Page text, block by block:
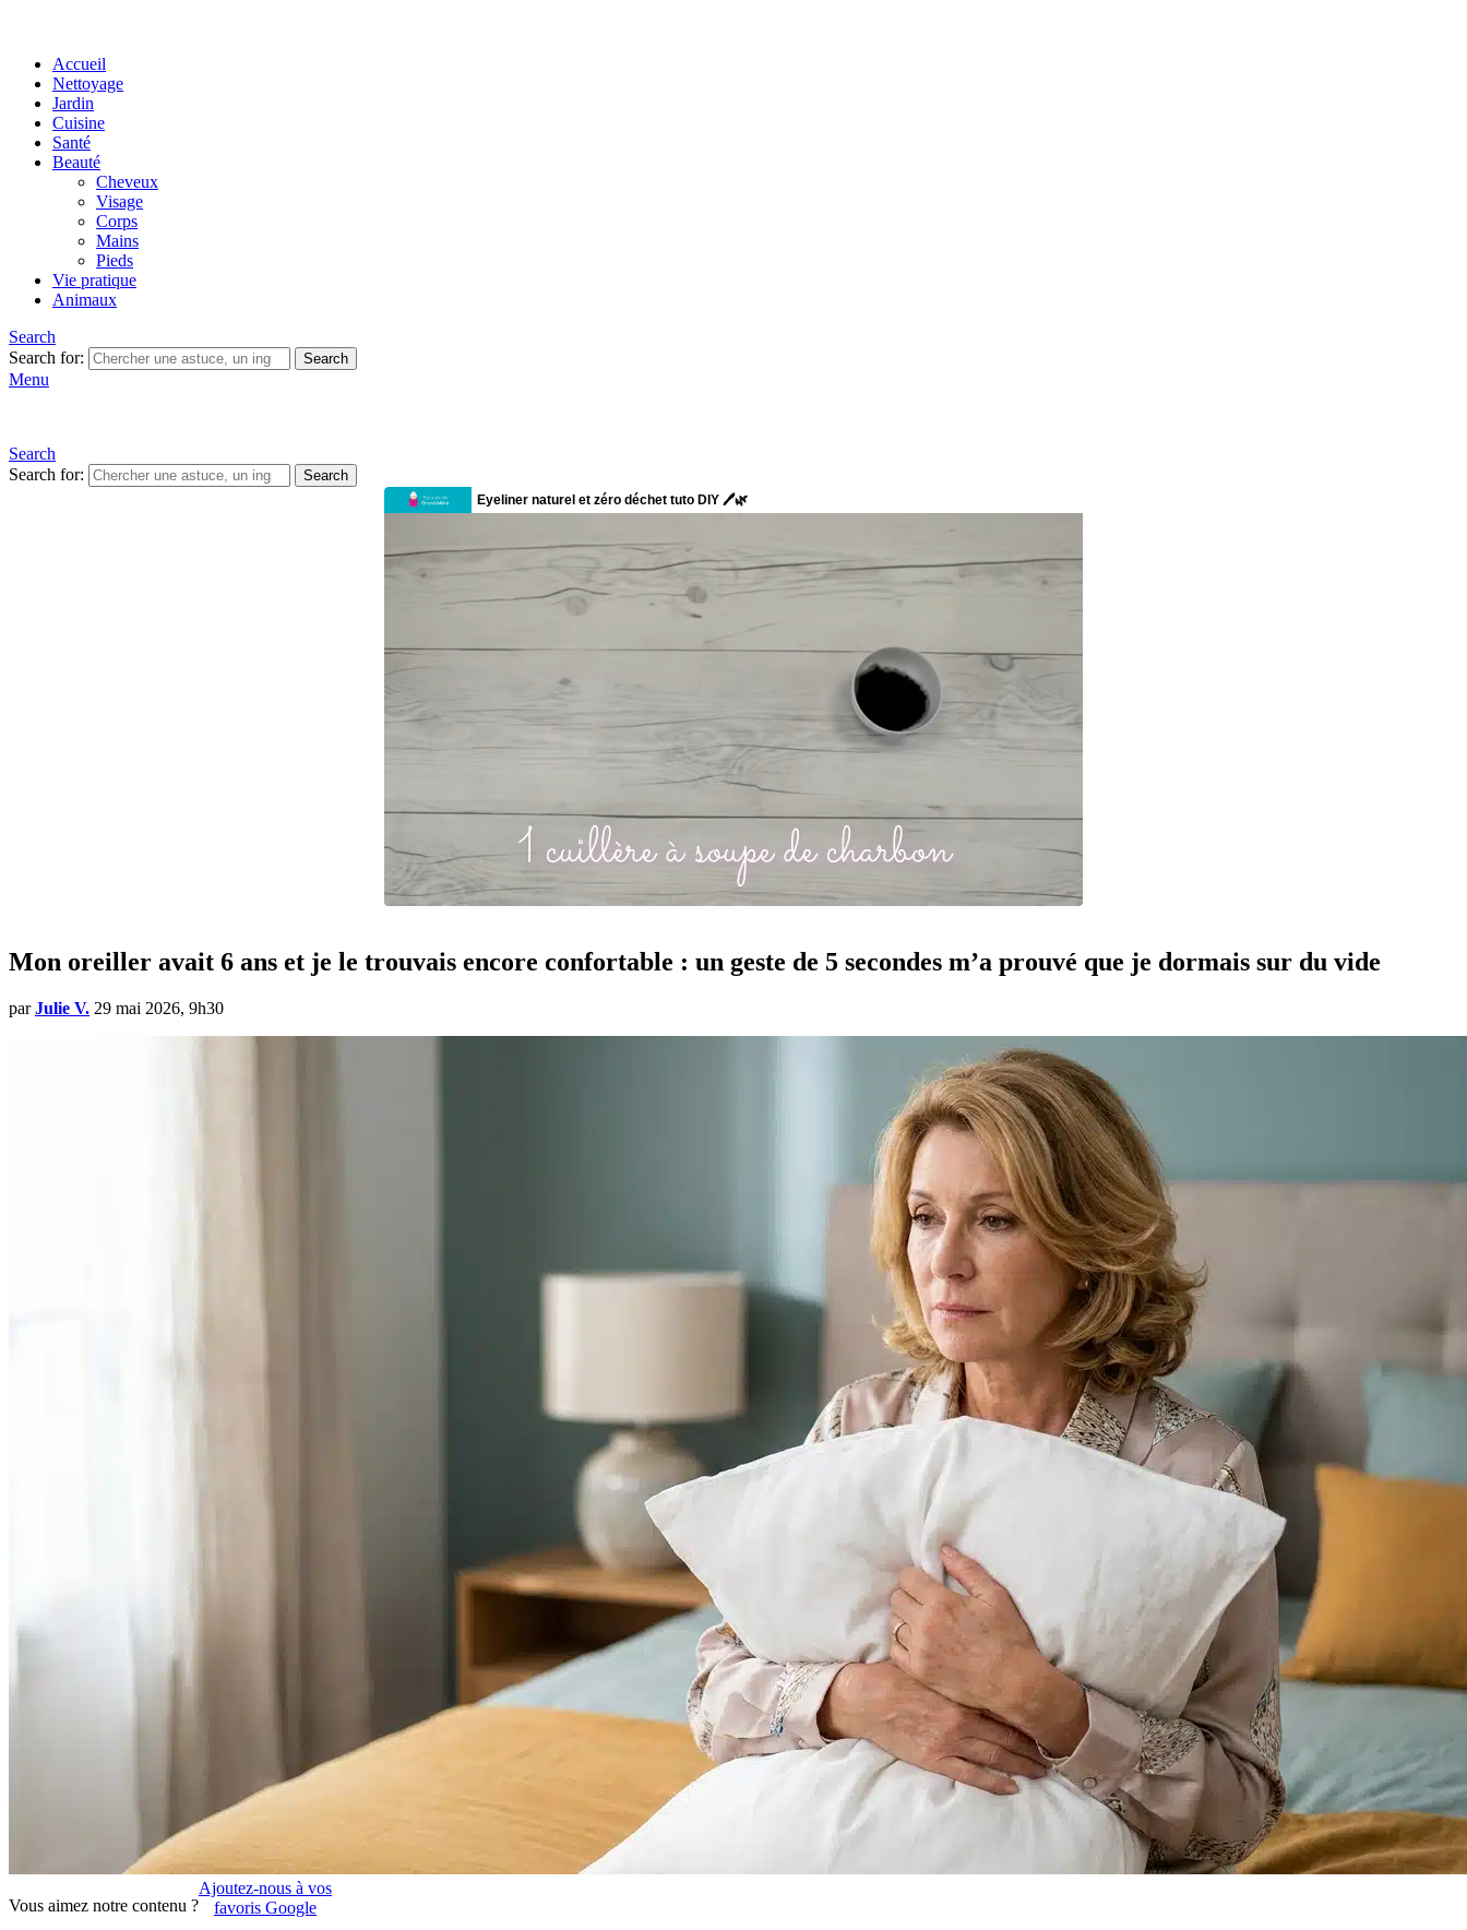
Accueil
Nettoyage
Jardin
Cuisine
Santé
Beauté
Cheveux
Visage
Corps
Mains
Pieds
Vie pratique
Animaux
Search
Search for:
Search
Menu
Search
Search for:
Search
Mon oreiller avait 6 ans et je le trouvais encore confortable : un geste de 5 secondes m’a prouvé que je dormais sur du vide
par Julie V. 29 mai 2026, 9h30
Vous aimez notre contenu ?
Ajoutez-nous à vos
favoris Google